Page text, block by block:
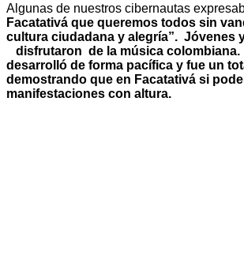
Algunas de nuestros cibernautas
Facatativá que queremos todos sin
cultura ciudadana y alegría”. Jóvenes
disfrutaron de la música colombiana.
desarrolló de forma pacífica y fue un
demostrando que en Facatativá si
manifestaciones con altura.